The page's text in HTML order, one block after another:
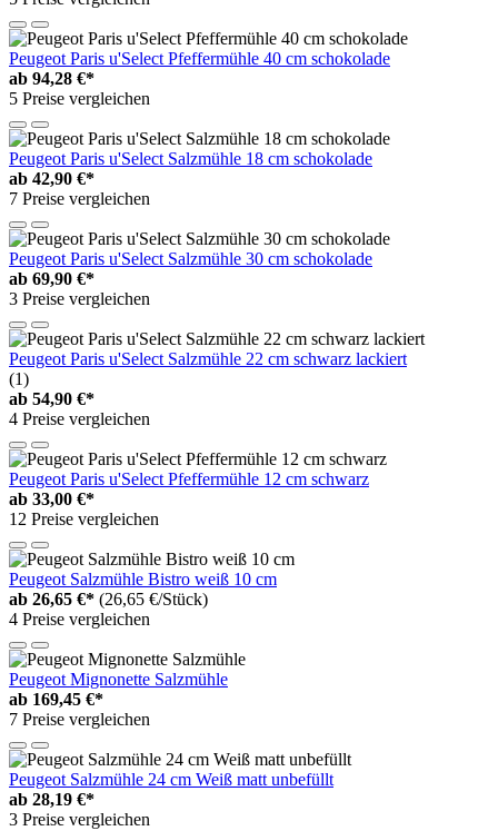
Peugeot Paris u'Select Pfeffermühle 40 cm schokolade
ab 94,28 €*
5 Preise vergleichen
Peugeot Paris u'Select Salzmühle 18 cm schokolade
ab 42,90 €*
7 Preise vergleichen
Peugeot Paris u'Select Salzmühle 30 cm schokolade
ab 69,90 €*
3 Preise vergleichen
Peugeot Paris u'Select Salzmühle 22 cm schwarz lackiert
(1)
ab 54,90 €*
4 Preise vergleichen
Peugeot Paris u'Select Pfeffermühle 12 cm schwarz
ab 33,00 €*
12 Preise vergleichen
Peugeot Salzmühle Bistro weiß 10 cm
ab 26,65 €* (26,65 €/Stück)
4 Preise vergleichen
Peugeot Mignonette Salzmühle
ab 169,45 €*
7 Preise vergleichen
Peugeot Salzmühle 24 cm Weiß matt unbefüllt
ab 28,19 €*
3 Preise vergleichen